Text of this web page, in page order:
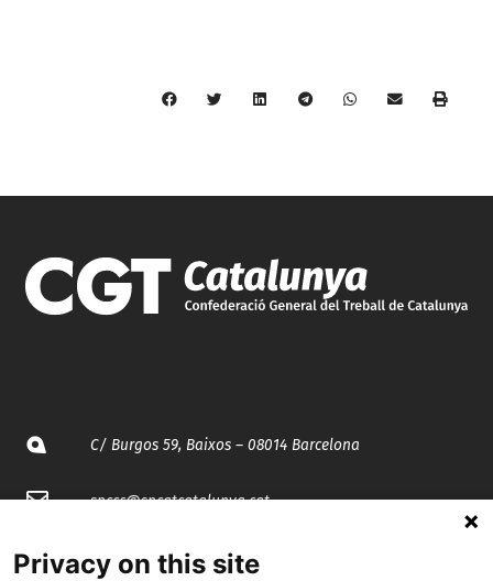
C/ Burgos 59, Baixos – 08014 Barcelona
spccc@spcgtcatalunya.cat
935 120 481
Privacy on this site